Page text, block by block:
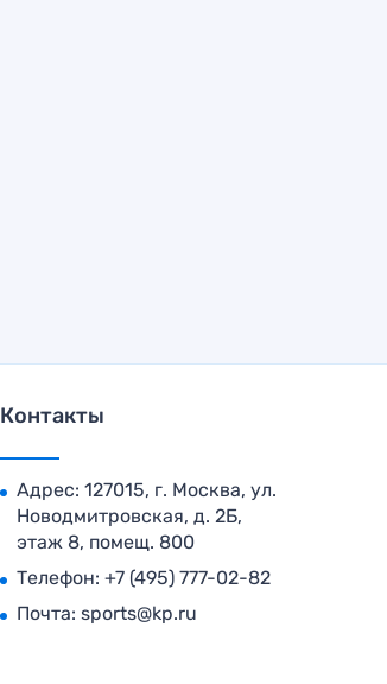
Контакты
Адрес: 127015, г. Москва, ул.
Новодмитровская, д. 2Б,
этаж 8, помещ. 800
Телефон: +7 (495) 777-02-82
Почта: sports@kp.ru